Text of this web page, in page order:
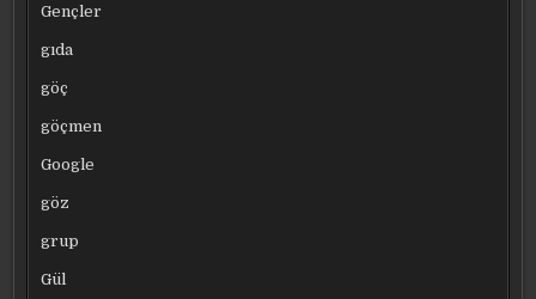
Gençler
gıda
göç
göçmen
Google
göz
grup
Gül